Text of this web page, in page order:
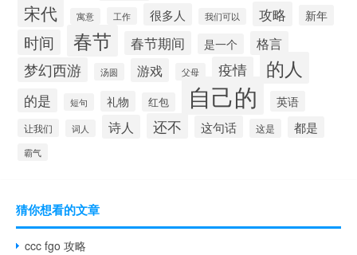
宋代 寓意 工作 很多人 我们可以 攻略 新年
时间 春节 春节期间 是一个 格言
梦幻西游 汤圆 游戏 父母 疫情 的人
的是 短句 礼物 红包 自己的 英语
让我们 词人 诗人 还不 这句话 这是 都是
霸气
猜你想看的文章
ccc fgo 攻略